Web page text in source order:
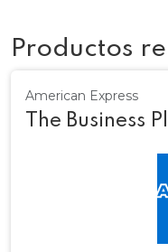
Productos
American Express
The Business